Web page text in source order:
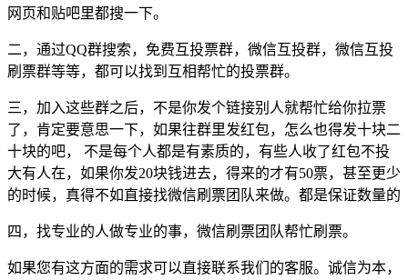
网页和贴吧里都搜一下。
二，通过QQ群搜索，免费互投票群，微信互投群，微信互投
刷票群等等，都可以找到互相帮忙的投票群。
三，加入这些群之后，不是你发个链接别人就帮忙给你拉票
了，肯定要意思一下，如果往群里发红包，怎么也得发十块二
十块的吧， 不是每个人都是有素质的，有些人收了红包不投
大有人在，如果你发20块钱进去，得来的才有50票，甚至更少
的时候，真得不如直接找微信刷票团队来做。都是保证数量的
四，找专业的人做专业的事，微信刷票团队帮忙刷票。
如果您有这方面的需求可以直接联系我们的客服。诚信为本，